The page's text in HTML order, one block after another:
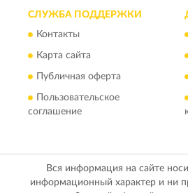
СЛУЖБА ПОДДЕРЖКИ
Контакты
Карта сайта
Публичная оферта
Пользовательское
соглашение
Вся информация на сайте
информационный характер и ни